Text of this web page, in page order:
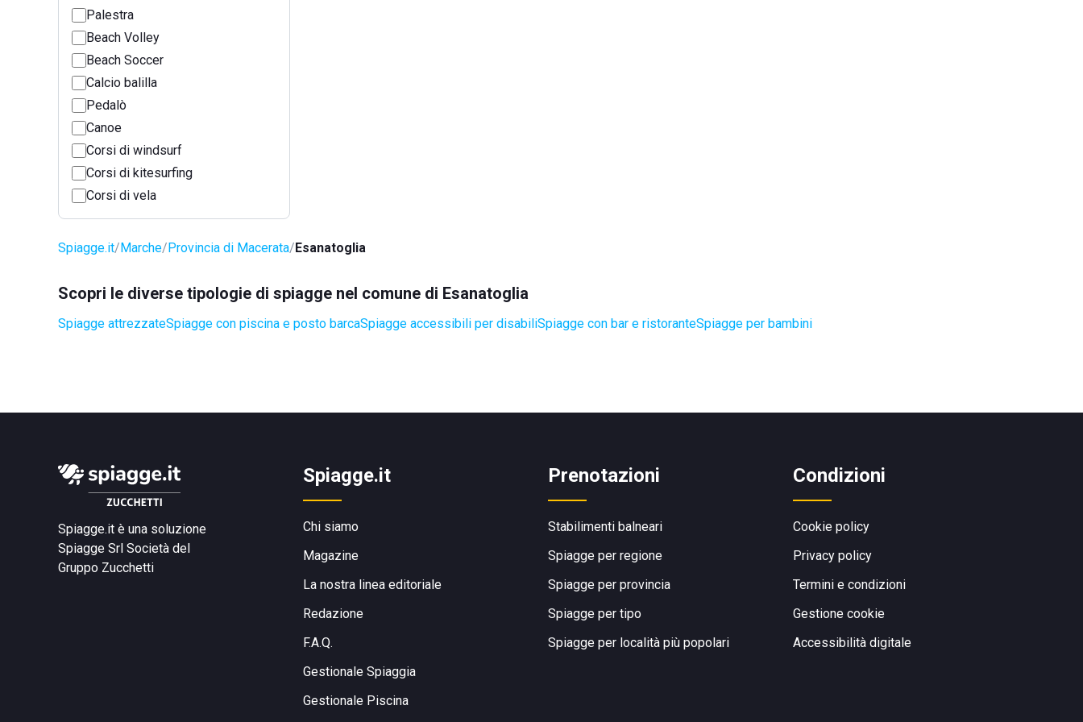
Palestra
Beach Volley
Beach Soccer
Calcio balilla
Pedalò
Canoe
Corsi di windsurf
Corsi di kitesurfing
Corsi di vela
Spiagge.it Marche Provincia di Macerata Esanatoglia
Scopri le diverse tipologie di spiagge nel comune di Esanatoglia
Spiagge attrezzateSpiagge con piscina e posto barcaSpiagge accessibili per disabiliSpiagge con bar e ristoranteSpiagge per bambini
Spiagge.it è una soluzione
Spiagge Srl Società del
Gruppo Zucchetti
Spiagge.it
Chi siamo
Magazine
La nostra linea editoriale
Redazione
F.A.Q.
Gestionale Spiaggia
Gestionale Piscina
Prenotazioni
Stabilimenti balneari
Spiagge per regione
Spiagge per provincia
Spiagge per tipo
Spiagge per località più popolari
Condizioni
Cookie policy
Privacy policy
Termini e condizioni
Gestione cookie
Accessibilità digitale